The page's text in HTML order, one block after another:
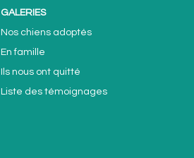
GALERIES
Nos chiens adoptés
En famille
Ils nous ont quitté
Liste des témoignages